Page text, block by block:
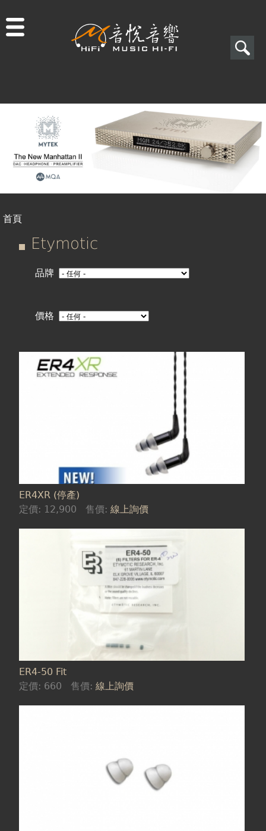
搜
表
單
搜
尋
您
首頁
Etymotic
品牌
價格
ER4XR (停產)
定價: 12,900 售價:線上詢價
ER4-50 Fit
定價: 660 售價:線上詢價